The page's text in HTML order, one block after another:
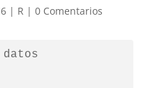
| R |0 Comentarios